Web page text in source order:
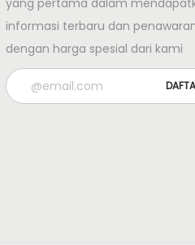
yang pertama dalam
informasi terbaru dan
dengan harga spesial dari kami